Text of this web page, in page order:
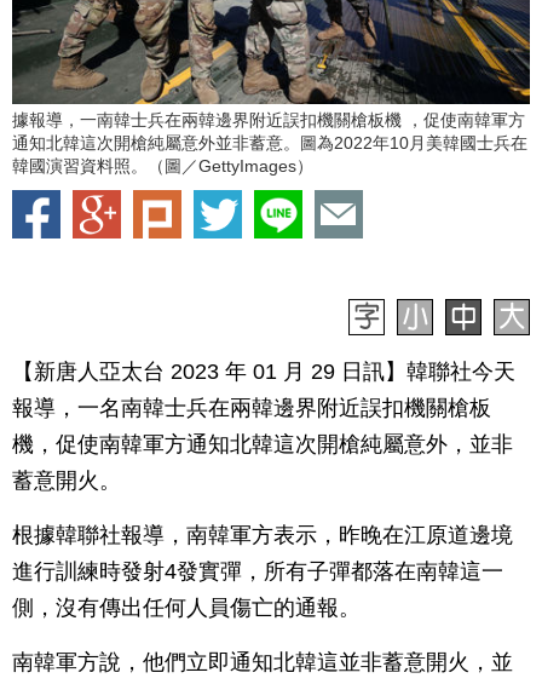
據報導，一南韓士兵在兩韓邊界附近誤扣機關槍板機 ，促使南韓軍方
通知北韓這次開槍純屬意外並非蓄意。圖為2022年10月美韓國士兵在
韓國演習資料照。（圖／GettyImages）
【新唐人亞太台 2023 年 01 月 29 日訊】韓聯社今天
報導，一名南韓士兵在兩韓邊界附近誤扣機關槍板
機，促使南韓軍方通知北韓這次開槍純屬意外，並非
蓄意開火。
根據韓聯社報導，南韓軍方表示，昨晚在江原道邊境
進行訓練時發射4發實彈，所有子彈都落在南韓這一
側，沒有傳出任何人員傷亡的通報。
南韓軍方說，他們立即通知北韓這並非蓄意開火，並